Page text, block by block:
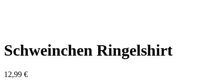
Schweinchen Ringelshirt
12,99 €